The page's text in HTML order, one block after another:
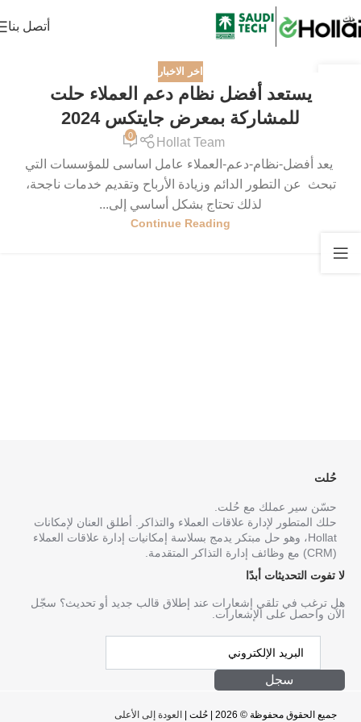
أتصل بنا
اخر الاخبار
يستعد أفضل نظام دعم العملاء حلت
للمشاركة بمعرض جايتكس 2024
Hollat Team
0
يعد أفضل-نظام-دعم-العملاء عامل اساسى للمؤسسات التي
تبحث عن التطور الدائم وزيادة الأرباح وتقديم خدمات ناجحة،
لذلك تحتاج بشكل أساسي إلى...
Continue Reading
حُلت
حسّن سير عملك مع حُلت.
حلك المتطور لإدارة علاقات العملاء والتذاكر. أطلق العنان لإمكانات
Hollat، وهو حل مبتكر يدمج بسلاسة إمكانيات إدارة علاقات العملاء
(CRM) مع وظائف إدارة التذاكر المتقدمة.
هل ترغب في تلقي إشعارات عند إطلاق قالب جديد أو تحديث؟ سجّل
الآن واحصل على الإشعارات.
لا تفوت التحديثات أبدًا
سجل
جميع الحقوق محفوظة © 2026 | حُلت | العودة إلى الأعلى